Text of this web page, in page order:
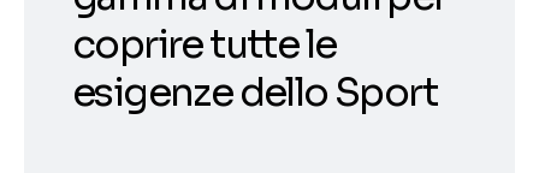
coprire tutte le
esigenze dello Sport